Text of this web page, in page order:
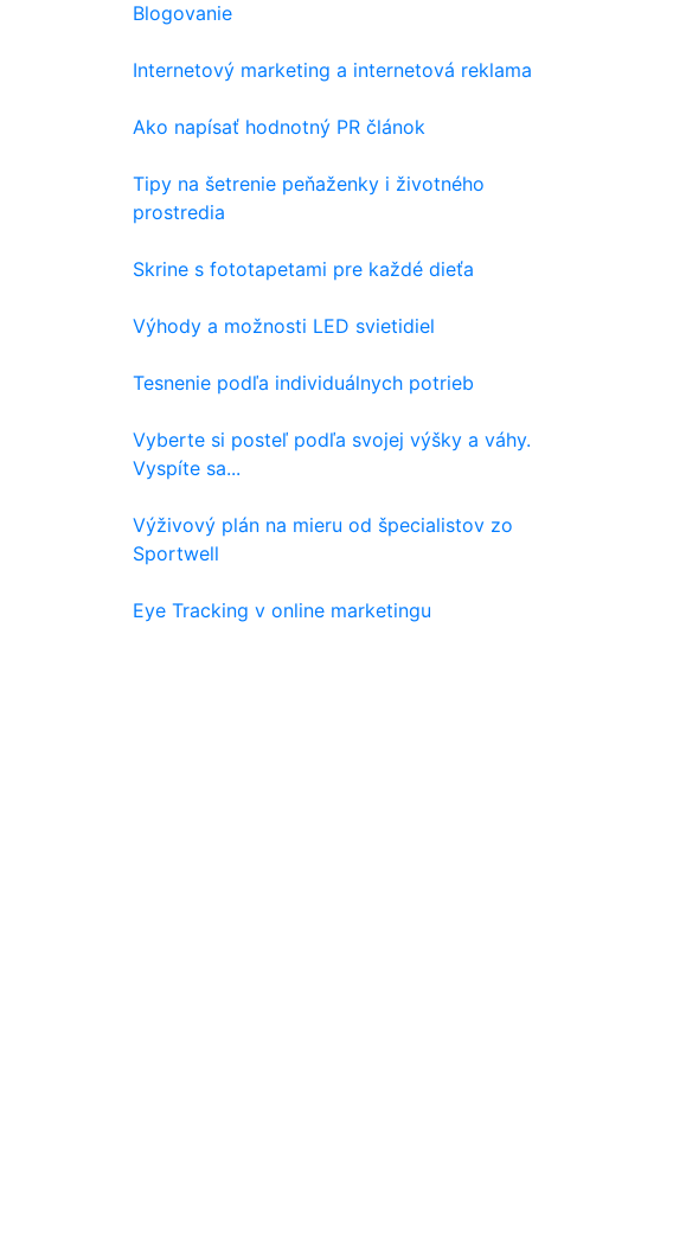
Blogovanie
Internetový marketing a internetová reklama
Ako napísať hodnotný PR článok
Tipy na šetrenie peňaženky i životného
prostredia
Skrine s fototapetami pre každé dieťa
Výhody a možnosti LED svietidiel
Tesnenie podľa individuálnych potrieb
Vyberte si posteľ podľa svojej výšky a váhy.
Vyspíte sa...
Výživový plán na mieru od špecialistov zo
Sportwell
Eye Tracking v online marketingu